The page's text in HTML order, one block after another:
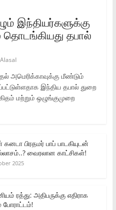
இந்தியர்களுக்கு
தொடங்கியது தபால்
அமெரிக்காவுக்கு மீண்டும்
இந்திய தபால் துறை
மற்றும் ஒழுங்குமுறை
பிரதமர் பாப் பாடகியுடன்
வைரலான காட்சிகள்!
2025
ரத்து: அதிபருக்கு எதிராக
போராட்டம்!